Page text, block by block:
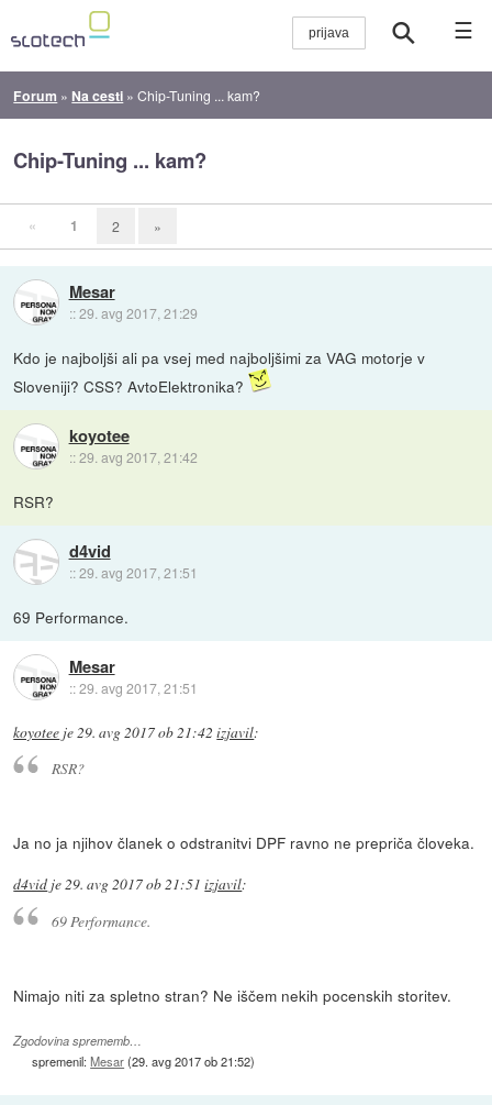
☰
Forum » Na cesti »Chip-Tuning ... kam?
Chip-Tuning ... kam?
« 1 2 »
Mesar
::29. avg 2017, 21:29
Kdo je najboljši ali pa vsej med najboljšimi za VAG motorje v
Sloveniji? CSS? AvtoElektronika?
koyotee
::29. avg 2017, 21:42
RSR?
d4vid
::29. avg 2017, 21:51
69 Performance.
Mesar
::29. avg 2017, 21:51
koyotee je29. avg 2017 ob 21:42 izjavil:
RSR?
Ja no ja njihov članek o odstranitvi DPF ravno ne prepriča človeka.
d4vid je29. avg 2017 ob 21:51 izjavil:
69 Performance.
Nimajo niti za spletno stran? Ne iščem nekih pocenskih storitev.
Zgodovina sprememb…
spremenil:Mesar(29. avg 2017 ob 21:52)